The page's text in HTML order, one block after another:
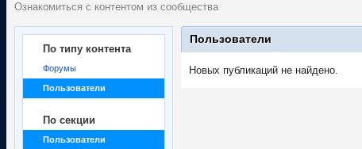
Ознакомиться с контентом из сообщества
По типу контента
Форумы
Пользователи
По секции
Пользователи
Пользователи
Новых публикаций не найдено.